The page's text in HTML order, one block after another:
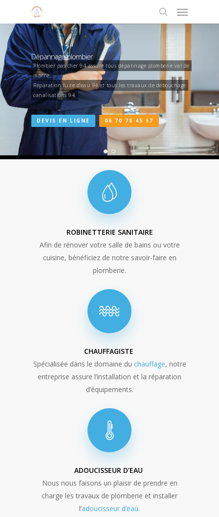
Dépannage-plombier
Plombier pas cher 94 assure tous dépannage plomberie val de
marne,
Réparation fuite d'eau 94 et tous les travaux de débouchage
canalisations 94.
DEVIS EN LIGNE 06 70 78 45 57
ROBINETTERIE SANITAIRE
Afin de rénover votre salle de bains ou votre
cuisine, bénéficiez de notre savoir-faire en
plomberie.
CHAUFFAGISTE
Spécialisée dans le domaine du chauffage, notre
entreprise assure l’installation et la réparation
d’équipements.
ADOUCISSEUR D’EAU
Nous nous faisons un plaisir de prendre en
charge les travaux de plomberie et installer
l’adoucisseur d’eau.